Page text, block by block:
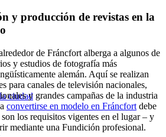
ciudad
y producción de revistas en la
de Fráncfort alberga a algunos de
y estudios de fotografía más
alemán. Aquí se realizan
para canales de televisión nacionales,
y grandes campañas de la industria
convertirse en modelo en Fráncfort debe
son los requisitos vigentes en el lugar – y
mediante una Fundición profesional.